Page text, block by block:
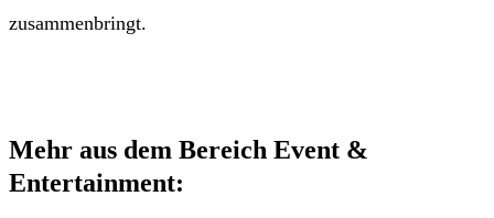
zusammenbringt.
Mehr aus dem Bereich Event &
Entertainment: